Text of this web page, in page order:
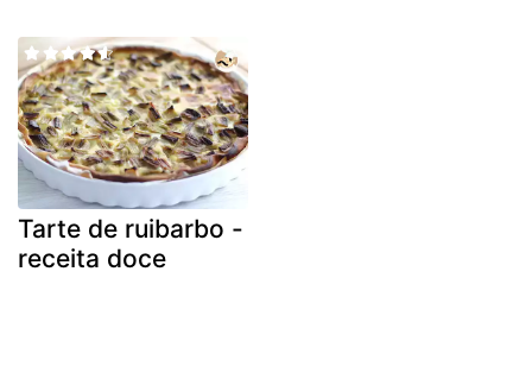
Tarte de ruibarbo -
receita doce